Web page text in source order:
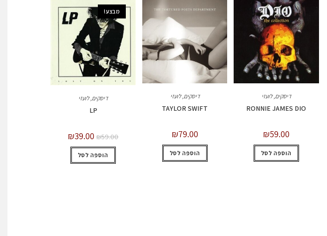
דיסקים,לועזי
RONNIE JAMES DIO
₪59.00
הוספה לסל
דיסקים,לועזי
TAYLOR SWIFT
₪79.00
הוספה לסל
מבצע!
דיסקים ,לועזי
LP
₪59.00
₪39.00
הוספה לסל